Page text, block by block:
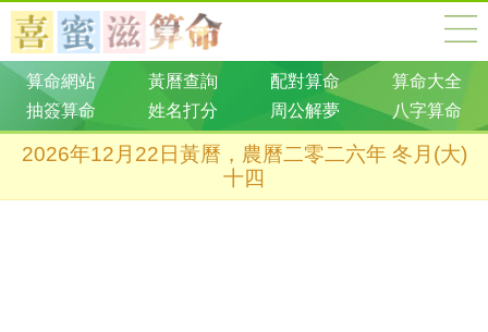
算命網站 黃曆查詢 配對算命
算命大全
抽簽算命
姓名打分 周公解夢 八字算命
2026年12月22日黃曆，農曆二零二六年 冬月(大)
十四